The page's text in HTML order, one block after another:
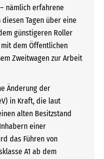
nämlich erfahrene
Tagen über eine
günstigeren Roller
dem Öffentlichen
Zweitwagen zur Arbeit
Änderung der
in Kraft, die laut
alten Besitzstand
einer
das Führen von
A1 ab dem